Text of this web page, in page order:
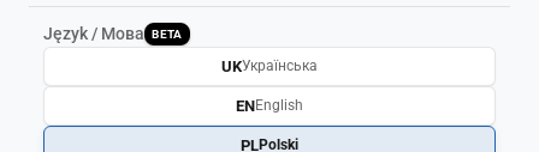
Język / Мова BETA
UKУкраїнська
ENEnglish
PLPolski